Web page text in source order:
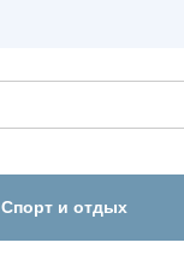
Спорт и отдых